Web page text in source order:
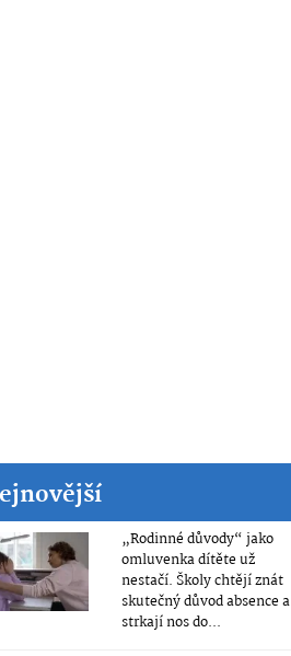
„Rodinné důvody“ jako
omluvenka dítěte už
nestačí. Školy chtějí znát
skutečný důvod absence a
strkají nos do...